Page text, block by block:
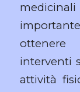
ottenere
interventi
attività